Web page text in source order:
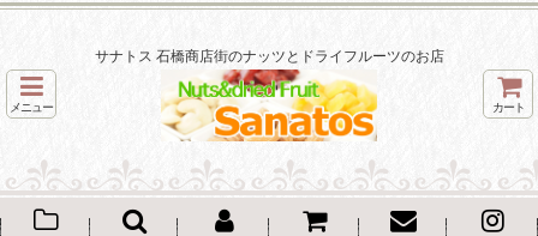
サナトス 石橋商店街のナッツとドライフルーツのお店
メニュー カート